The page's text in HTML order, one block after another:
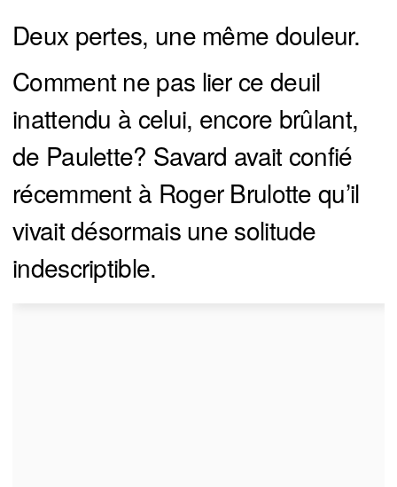
Deux pertes, une même douleur.
Comment ne pas lier ce deuil
inattendu à celui, encore brûlant,
de Paulette? Savard avait confié
récemment à Roger Brulotte qu’il
vivait désormais une solitude
indescriptible.